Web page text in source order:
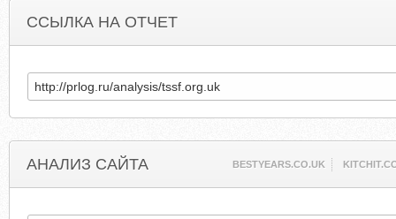
ССЫЛКА НА ОТЧЕТ
АНАЛИЗ САЙТА BESTYEARS.CO.UK